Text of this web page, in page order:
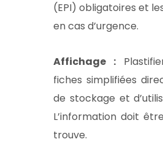
(EPI) obligatoires et
en cas d’urgence.
Affichage :
fiches simplifiées
de stockage et
L’information doit
trouve.